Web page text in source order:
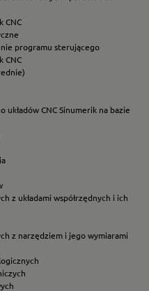
CNC
programu sterującego
CNC
CNC Sinumerik na bazie
z układami współrzędnych i ich
z narzędziem i jego wymiarami